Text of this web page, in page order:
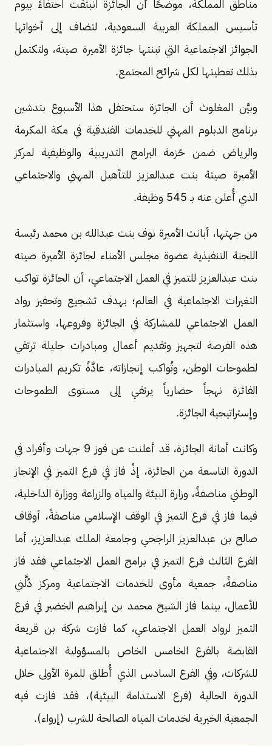
مناطق المملكة، موضحًا أن الجائزة انبثقت احتفاءً بيوم
تأسيس المملكة العربية السعودية، لتضاف إلى أخواتها
الجوائز الاجتماعية التي تبنتها جائزة الأميرة صيتة، ولتكتمل
بذلك تغطيتها لكل شرائح المجتمع.
وبيَّن المغلوث أن الجائزة ستحتفل هذا الأسبوع بتدشين
برنامج الدبلوم المهني للخدمات الفندقية في مكة المكرمة
والرياض ضمن حُزمة البرامج التدريبية والوظيفية لمركز
الأميرة صيتة بنت عبدالعزيز للتأهيل المهني والاجتماعي
الذي أُعلن عنه بـ 545 وظيفة.
من جهتها، أبانت الأميرة نوف بنت عبدالله بن محمد رئيسة
اللجنة التنفيذية عضوة مجلس الأمناء لجائزة الأميرة صيته
بنت عبدالعزيز للتميز في العمل الاجتماعي، أن الجائزة تواكب
التغيرات الاجتماعية في العالم؛ بهدف تشجيع وتحفيز رواد
العمل الاجتماعي للمشاركة في الجائزة وفروعها، واستثمار
هذه الفرصة لتجهيز وتقديم أعمال ومبادرات جليلة ترتقي
لطموحات الوطن، وتُواكب إنجازاته، عادَّةً تكريم المبادرات
الفائزة نهجاً حضارياً يرتقي إلى مستوى الطموحات
وإستراتيجية الجائزة.
وكانت أمانة الجائزة، قد أعلنت عن فوز 9 جهات وأفراد في
الدورة التاسعة من الجائزة، إذْ فاز في فرع التميز في الإنجاز
الوطني مناصفةً، وزارة البيئة والمياه والزراعة ووزارة الداخلية،
فيما فاز في فرع التميز في الوقف الإسلامي مناصفةً، أوقاف
صالح بن عبدالعزيز الراجحي وجامعة الملك عبدالعزيز، أما
الفرع الثالث فرع التميز في برامج العمل الاجتماعي فقد فاز
مناصفةً، جمعية مأوى للخدمات الاجتماعية ومركز دُلَّني
للأعمال، بينما فاز الشيخ محمد بن إبراهيم الخضير في فرع
التميز لرواد العمل الاجتماعي، كما فازت شركة بن قريعة
القابضة بالفرع الخامس الخاص بالمسؤولية الاجتماعية
للشركات، وفي الفرع السادس الذي أُطلق للمرة الأولى خلال
الدورة الحالية (فرع الاستدامة البيئية)، فقد فازت فيه
الجمعية الخيرية لخدمات المياه الصالحة للشرب (إرواء).